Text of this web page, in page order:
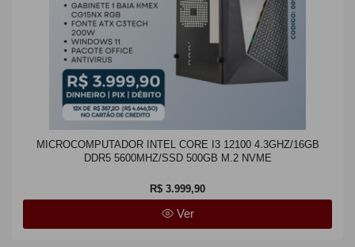
MICROCOMPUTADOR INTEL CORE I3 12100 4.3GHZ/16GB
DDR5 5600MHZ/SSD 500GB M.2 NVME
R$ 3.999,90
Ver